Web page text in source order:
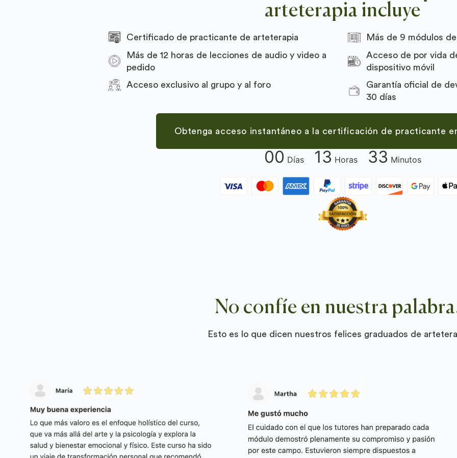
arteterapia incluye
Certificado de practicante de arteterapia
Más de 12 horas de lecciones de audio y video a
pedido
Acceso exclusivo al grupo y al foro
Más de 9 módulos
Acceso de por vida
dispositivo móvil
Garantía oficial de
30 días
Obtenga acceso instantáneo a la certificación de practicante
00 Días 13 Horas 33 Minutos
No confíe en nuestra
Esto es lo que dicen nuestros felices graduados de